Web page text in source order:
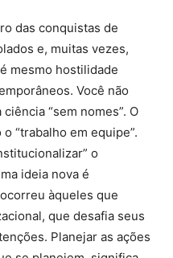
das conquistas de
e, muitas vezes,
mesmo hostilidade
Você não
“sem nomes”. O
“trabalho em equipe”.
o
ideia nova é
àqueles que
que desafia seus
Planejar as ações